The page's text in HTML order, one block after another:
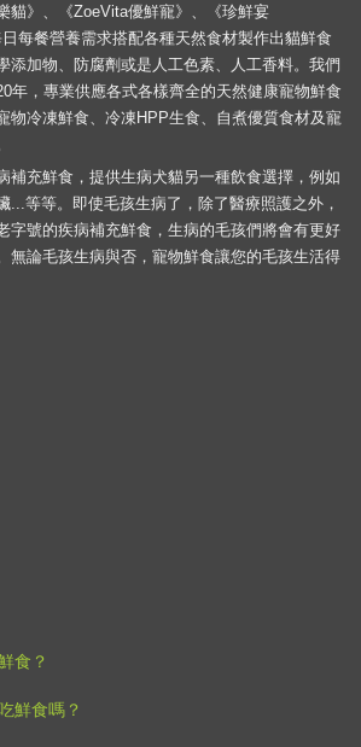
貓》、《ZoeVita優鮮寵》、《珍鮮宴
每餐營養需求搭配各種天然食材製作出貓鮮食
添加物、防腐劑或是人工色素、人工香料。我們
年，專業供應各式各樣齊全的天然健康寵物鮮食
物冷凍鮮食、冷凍HPP生食、自煮優質食材及寵
補充鮮食，提供生病犬貓另一種飲食選擇，例如
...等等。即使毛孩生病了，除了醫療照護之外，
字號的疾病補充鮮食，生病的毛孩們將會有更好
無論毛孩生病與否，寵物鮮食讓您的毛孩生活得
食？
鮮食嗎？